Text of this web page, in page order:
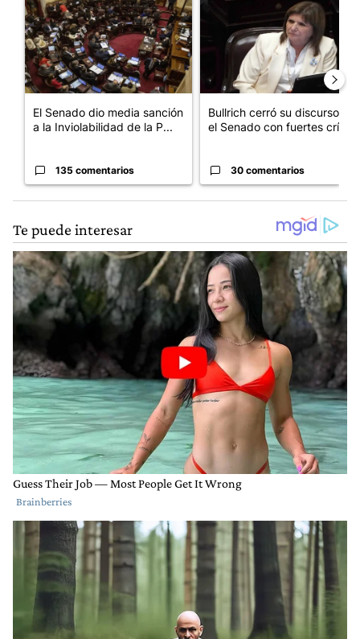
El Senado dio media sanción
a la Inviolabilidad de la P...
135 comentarios
Bullrich cerró su discurso en
el Senado con fuertes crí...
30 comentarios